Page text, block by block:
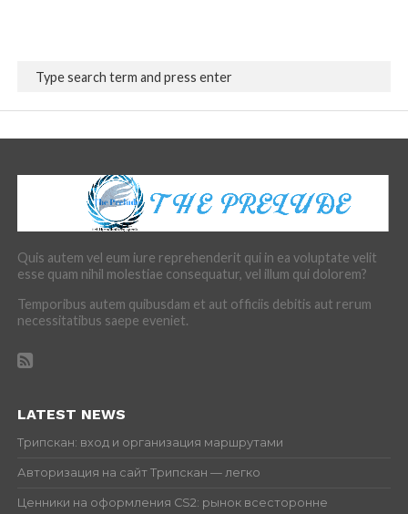
Quis autem vel eum iure reprehenderit qui in ea voluptate velit
esse quam nihil molestiae consequatur, vel illum qui dolorem?
Temporibus autem quibusdam et aut officiis debitis aut rerum
necessitatibus saepe eveniet.
LATEST NEWS
Трипскан: вход и организация маршрутами
Авторизация на сайт Трипскан — легко
Ценники на оформления CS2: рынок всесторонне